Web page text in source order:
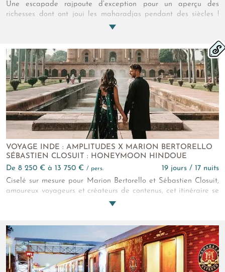
Une escapade rajpoute d’exception pour un aperçu des
richesses dont ont joui les maharadjas pendant des siècles !
Pour vous aussi, ce sera la vie de palais dans de superbes
d’augustes steppes au secret bien gardé… Un circuit au
Rajasthan de grand luxe, pourquoi pas pour un voyage de
noces en Inde aussi original que royal ?
VOYAGE INDE : AMPLITUDES X MARION BERTORELLO
SÉBASTIEN CLOSUIT : HONEYMOON HINDOUE
de 8 250 € à 13 750 € / pers.
19 jours / 17 nuits
Ciselé sur mesure pour Marion Bertorello et Sébastien Closuit,
amoureux voyageurs et créateurs de contenus, cet itinéraire se
veut joyau. Une alliance précisément de monuments de
une petites attentions romantiques pensées par nos experts !